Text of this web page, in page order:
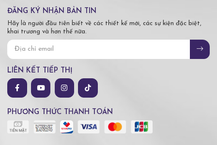
ĐĂNG KÝ NHẬN BẢN TIN
Hãy là người đầu tiên biết về các thiết kế mới, các sự kiện đặc biệt,
khai trương và hơn thế nữa.
LIÊN KẾT TIẾP THỊ
PHƯƠNG THỨC THANH TOÁN